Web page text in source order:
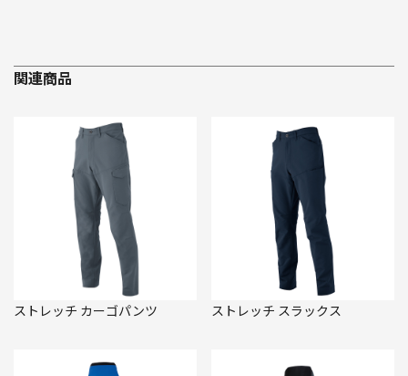
関連商品
ストレッチ カーゴパンツ ストレッチ スラックス